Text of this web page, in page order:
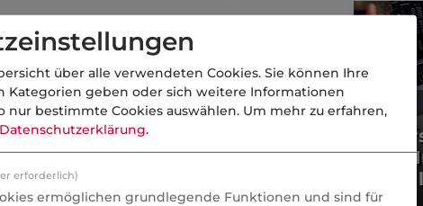
sind meist relativ gering
bis zu 20.000 EUR. Besonderen
die Streichung des Sterbegeldes
seit 1989 in mehreren Stufen erfolgte.
Angebot der
hier das Motiv einer würdigen
gewährleistet werden
von
über alle verwendeten Cookies. Sie können Ihre
Kategorien geben oder sich weitere Informationen
nur bestimmte Cookies auswählen. Um mehr zu erfahren,
Datenschutzerklärung.
erforderlich)
ermöglichen grundlegende Funktionen und sind für